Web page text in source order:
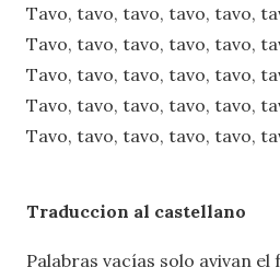
Tavo, tavo, tavo, tavo, tavo,
Tavo, tavo, tavo, tavo, tavo,
Tavo, tavo, tavo, tavo, tavo,
Tavo, tavo, tavo, tavo, tavo,
Tavo, tavo, tavo, tavo, tavo,
Traduccion al castellano
Palabras vacías solo avivan el